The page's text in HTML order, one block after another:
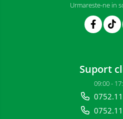
Urmareste-ne in
Suport
09:00 -